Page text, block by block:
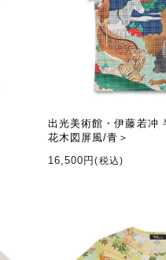
出光美術館・伊藤若冲
花木図屏風/青＞
16,500円(税込)